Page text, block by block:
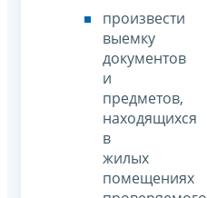
произвести
выемку
документов
и
предметов,
находящихся
в
жилых
помещениях